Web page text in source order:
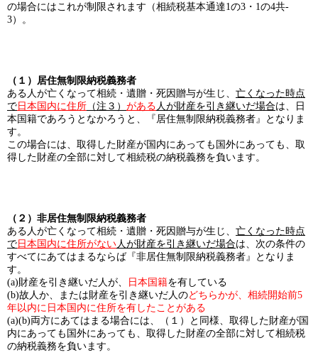
の場合にはこれが制限されます（相続税基本通達1の3・1の4共-
3）。
（１）居住無制限納税義務者
ある人が亡くなって相続・遺贈・死因贈与が生じ、 亡くなった時点
で 日本国内に住所 （注３） がある 人が財産を引き継いだ場合は、日
本国籍であろうとなかろうと、『居住無制限納税義務者』となりま
す。
この場合には、取得した財産が国内にあっても国外にあっても、取
得した財産の全部に対して相続税の納税義務を負います。
（２）非居住無制限納税義務者
ある人が亡くなって相続・遺贈・死因贈与が生じ、 亡くなった時点
で 日本国内に住所がない人が財産を引き継いだ場合は、次の条件の
すべてにあてはまるならば『非居住無制限納税義務者』となりま
す。
(a)財産を引き継いだ人が、
日本国籍を有している
(b)故人か、または財産を引き継いだ人のどちらかが、相続開始前5
年以内に日本国内に住所を有したことがある
(a)(b)両方にあてはまる場合には、（１）と同様、取得した財産が国
内にあっても国外にあっても、取得した財産の全部に対して相続税
の納税義務を負います。